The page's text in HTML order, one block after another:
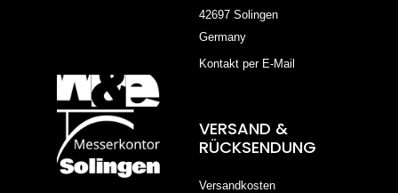
42697 Solingen
Germany
Kontakt per E-Mail
VERSAND &
RÜCKSENDUNG
Versandkosten